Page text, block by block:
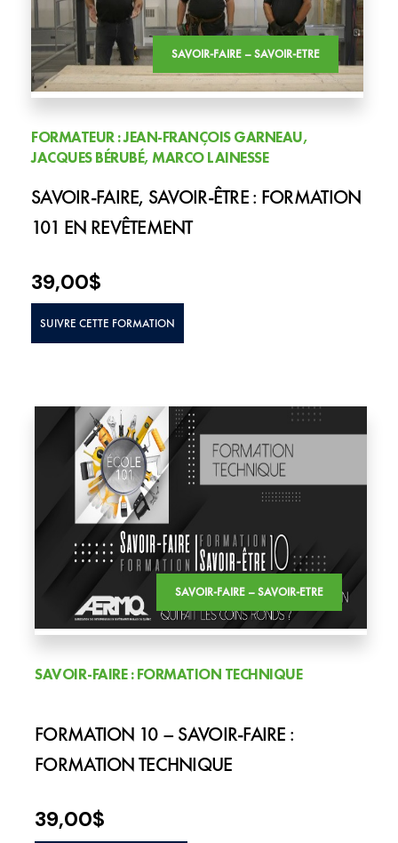
SAVOIR-FAIRE – SAVOIR-ETRE
FORMATEUR : JEAN-FRANÇOIS GARNEAU,
JACQUES BÉRUBÉ, MARCO LAINESSE
SAVOIR-FAIRE, SAVOIR-ÊTRE : FORMATION
101 EN REVÊTEMENT
39,00$
SUIVRE CETTE FORMATION
SAVOIR-FAIRE – SAVOIR-ETRE
SAVOIR-FAIRE : FORMATION TECHNIQUE
FORMATION 10 – SAVOIR-FAIRE :
FORMATION TECHNIQUE
39,00$